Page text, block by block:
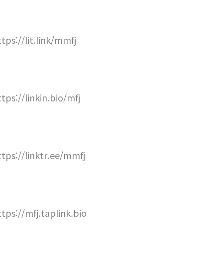
lit.link/mmfj
linkin.bio/mfj
linktr.ee/mmfj
mfj.taplink.bio